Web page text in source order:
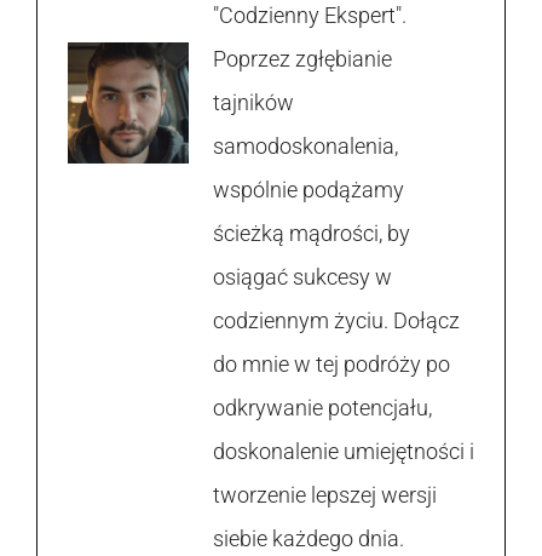
"Codzienny Ekspert".
Poprzez zgłębianie
tajników
samodoskonalenia,
wspólnie podążamy
ścieżką mądrości, by
osiągać sukcesy w
codziennym życiu. Dołącz
do mnie w tej podróży po
odkrywanie potencjału,
doskonalenie umiejętności i
tworzenie lepszej wersji
siebie każdego dnia.